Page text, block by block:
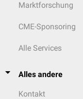
Marktforschung
CME-Sponsoring
Alle Services
Alles andere
Kontakt